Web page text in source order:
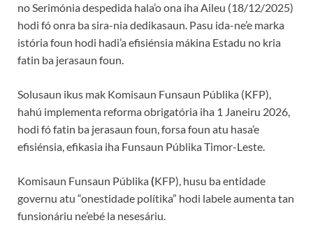
no Serimónia despedida hala’o ona iha Aileu (18/12/2025)
hodi fó onra ba sira-nia dedikasaun. Pasu ida-ne’e marka
istória foun hodi hadi’a efisiénsia mákina Estadu no kria
fatin ba jerasaun foun.
Solusaun ikus mak Komisaun Funsaun Públika (KFP),
hahú implementa reforma obrigatória iha 1 Janeiru 2026,
hodi fó fatin ba jerasaun foun, forsa foun atu hasa’e
efisiénsia, efikasia iha Funsaun Públika Timor-Leste.
Komisaun Funsaun Públika(KFP), husu ba entidade
governu atu “onestidade polítika” hodi labele aumenta tan
funsionáriu ne’ebé la nesesáriu.